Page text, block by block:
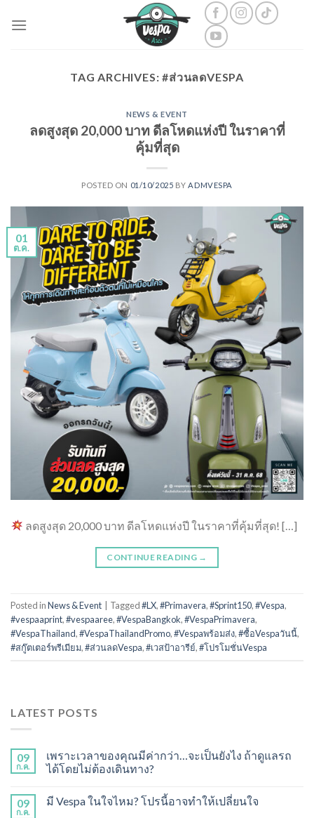
TAG ARCHIVES:#ส่วนลดVESPA
NEWS & EVENT
ลดสูงสุด 20,000 บาท ดีลโหดแห่งปี ในราคาที่
คุ้มที่สุด
POSTED ON 01/10/2025 BY ADMVESPA
01
ต.ค.
ลดสูงสุด 20,000 บาท ดีลโหดแห่งปี ในราคาที่คุ้มที่สุด! […]
CONTINUE READING →
Posted inNews & Event Tagged#LX,#Primavera,#Sprint150,#Vespa,
#vespaaprint,#vespaaree,#VespaBangkok,#VespaPrimavera,
#VespaThailand,#VespaThailandPromo,#Vespaพร้อมส่ง,#ซื้อVespaวันนี้,
#สกู๊ตเตอร์พรีเมียม,#ส่วนลดVespa,#เวสป้าอารีย์,#โปรโมชั่นVespa
LATEST POSTS
09
ก.ค.
เพราะเวลาของคุณมีค่ากว่า…จะเป็นยังไง ถ้าดูแลรถ
ได้โดยไม่ต้องเดินทาง?
09
ก.ค.
มี Vespa ในใจไหม? โปรนี้อาจทำให้เปลี่ยนใจ